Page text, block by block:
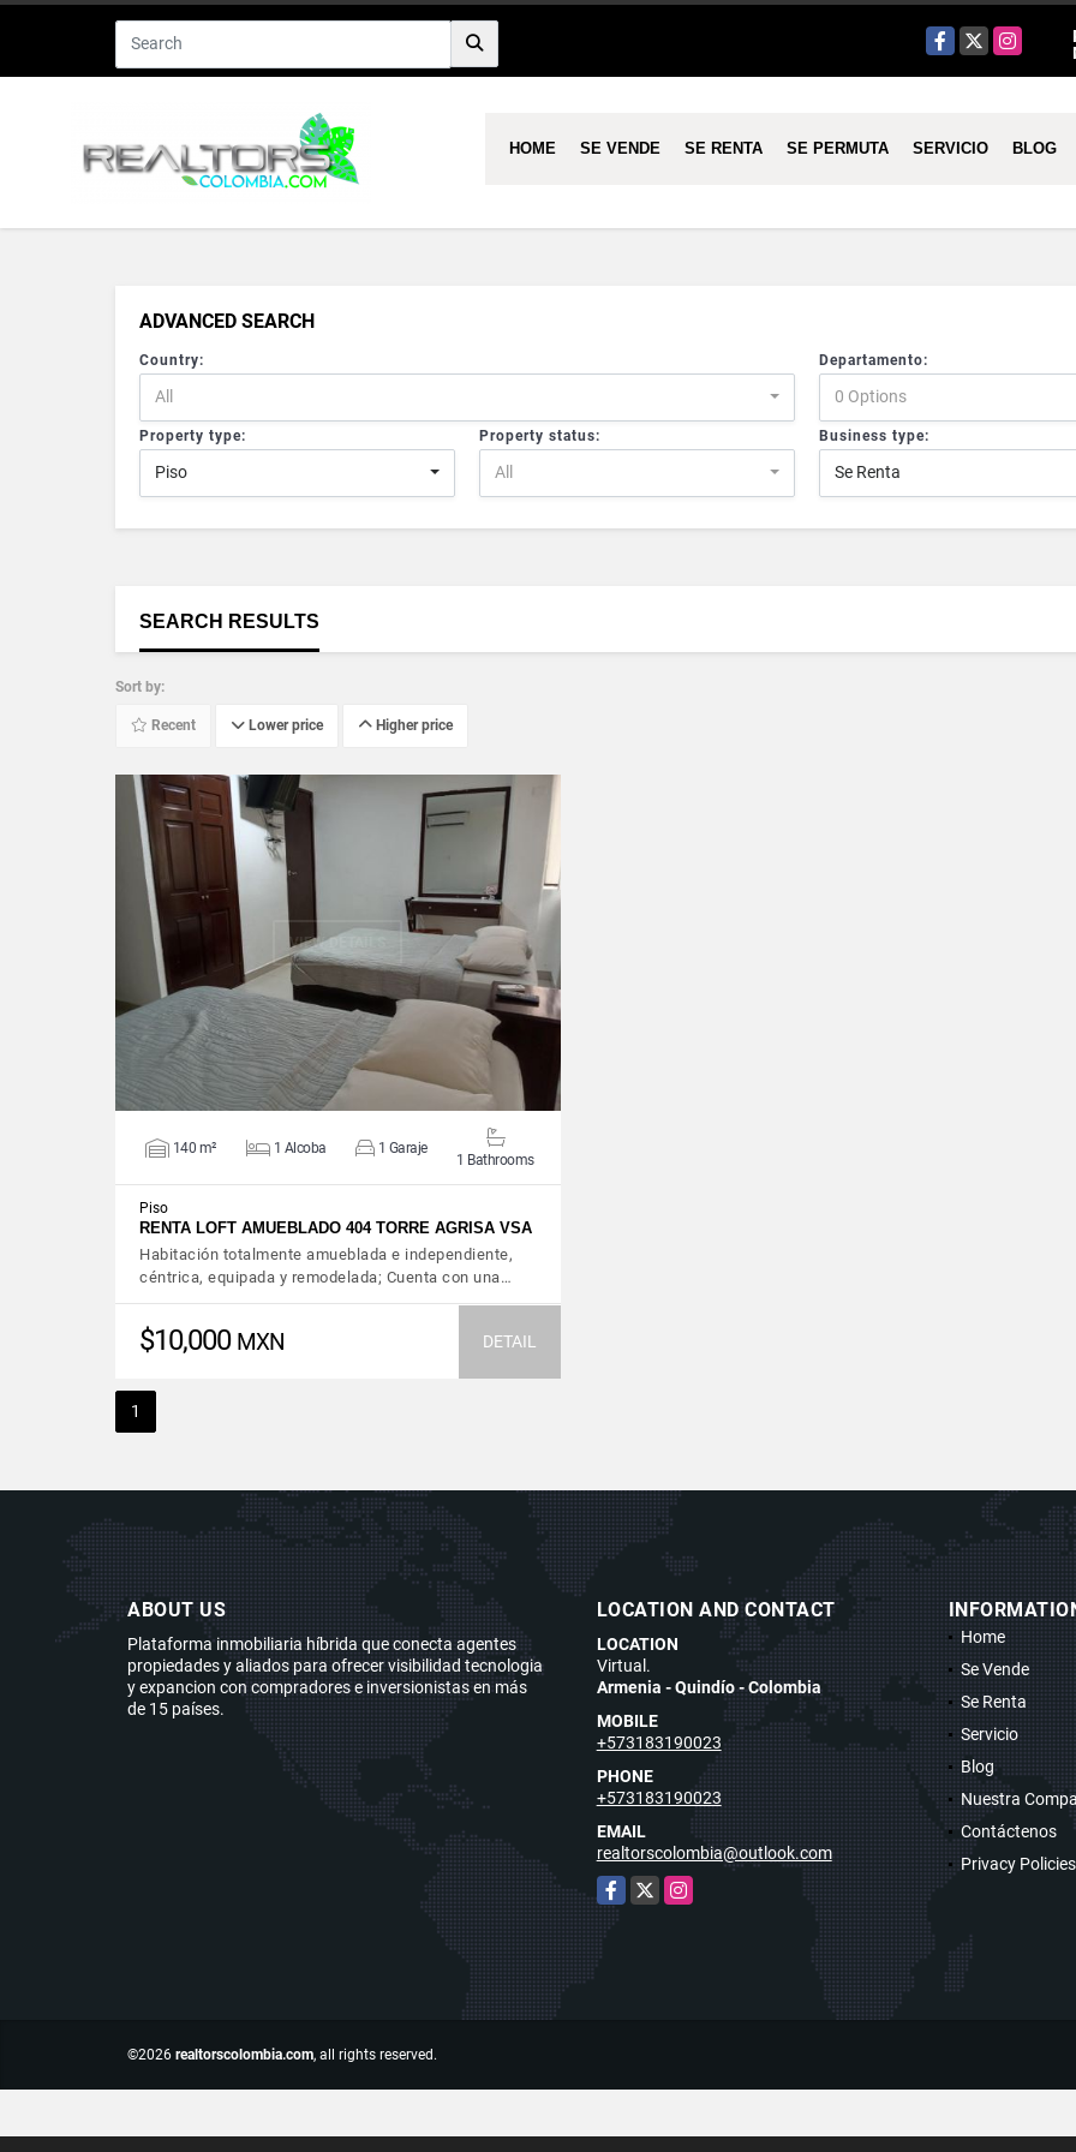
Facebook
X Instagram
HOME SE VENDE SE RENTA SE PERMUTA SERVICIO BLOG
ADVANCED SEARCH
Country:
All
Departamento:
0 Options
Property type:
Piso
Property status:
All
Business type:
Se Renta
SEARCH RESULTS
Sort by:
Recent Lower price Higher price
VIEW DETAILS
140 m² 1 Alcoba 1 Garaje
1 Bathrooms
Piso
RENTA LOFT AMUEBLADO 404 TORRE AGRISA VSA
Habitación totalmente amueblada e independiente,
céntrica, equipada y remodelada; Cuenta con una…
$10,000 MXN DETAIL
1
ABOUT US
Plataforma inmobiliaria híbrida que conecta agentes
propiedades y aliados para ofrecer visibilidad tecnologia
y expancion con compradores e inversionistas en más
de 15 países.
LOCATION AND CONTACT
LOCATION
Virtual.
Armenia - Quindío - Colombia
MOBILE
+573183190023
PHONE
+573183190023
EMAIL
realtorscolombia@outlook.com
Facebook
X Instagram
Home
Se Vende
Se Renta
Servicio
Blog
Nuestra
Contáctenos
Privacy Policies
©2026 realtorscolombia.com, all rights reserved.